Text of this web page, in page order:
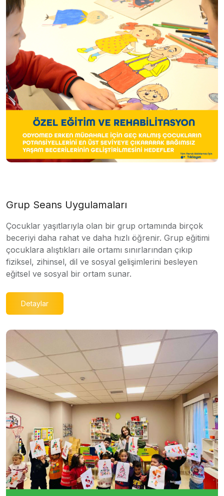
Grup Seans Uygulamaları
Çocuklar yaşıtlarıyla olan bir grup ortamında birçok
beceriyi daha rahat ve daha hızlı öğrenir. Grup eğitimi
çocuklara alıştıkları aile ortamı sınırlarından çıkıp
fiziksel, zihinsel, dil ve sosyal gelişimlerini besleyen
eğitsel ve sosyal bir ortam sunar.
Detaylar